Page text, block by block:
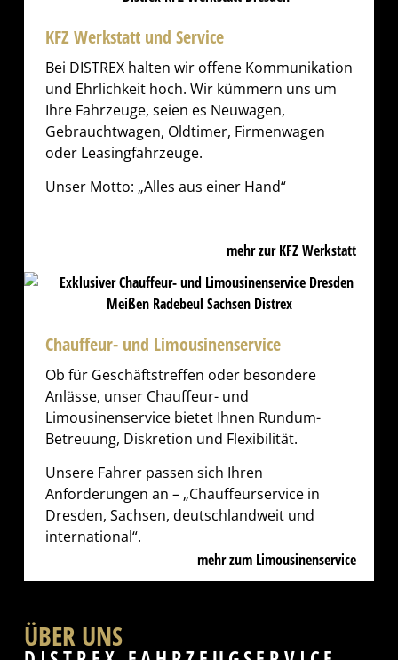
KFZ Werkstatt und Service​
Bei DISTREX halten wir offene Kommunikation
und Ehrlichkeit hoch. Wir kümmern uns um
Ihre Fahrzeuge, seien es Neuwagen,
Gebrauchtwagen, Oldtimer, Firmenwagen
oder Leasingfahrzeuge.
Unser Motto: „Alles aus einer Hand“
mehr zur KFZ Werkstatt
Chauffeur- und Limousinenservice
Ob für Geschäftstreffen oder besondere
Anlässe, unser Chauffeur- und
Limousinenservice bietet Ihnen Rundum-
Betreuung, Diskretion und Flexibilität.
Unsere Fahrer passen sich Ihren
Anforderungen an – „Chauffeurservice in
Dresden, Sachsen, deutschlandweit und
international“.
mehr zum Limousinenservice
ÜBER UNS